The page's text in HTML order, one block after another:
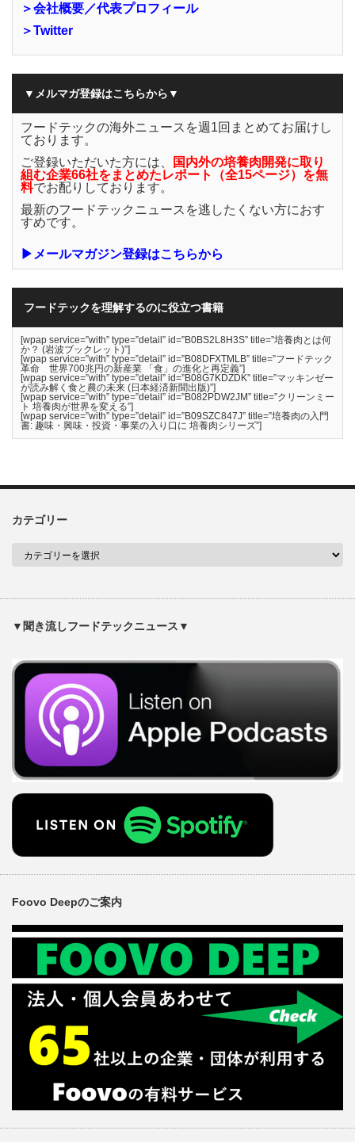
＞会社概要／代表プロフィール
＞Twitter
▼メルマガ登録はこちらから▼
フードテックの海外ニュースを週1回まとめてお届けし
ております。
ご登録いただいた方には、
国内外の培養肉開発に取り
組む企業66社をまとめたレポート（全15ページ）を無
料でお配りしております。
最新のフードテックニュースを逃したくない方におす
すめです。
▶メールマガジン登録はこちらから
フードテックを理解するのに役立つ書籍
[wpap service=”with” type=”detail” id=”B0BS2L8H3S” title=”培養肉とは何
か？ (岩波ブックレット)”]
[wpap service=”with” type=”detail” id=”B08DFXTMLB” title=”フードテック
革命 世界700兆円の新産業 「食」の進化と再定義”]
[wpap service=”with” type=”detail” id=”B08G7KDZDK” title=”マッキンゼー
が読み解く食と農の未来 (日本経済新聞出版)”]
[wpap service=”with” type=”detail” id=”B082PDW2JM” title=”クリーンミー
ト 培養肉が世界を変える”]
[wpap service=”with” type=”detail” id=”B09SZC847J” title=”培養肉の入門
書: 趣味・興味・投資・事業の入り口に 培養肉シリーズ”]
カテゴリー
▼聞き流しフードテックニュース▼
Foovo Deepのご案内